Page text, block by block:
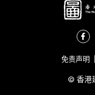
免责声明
© 香港